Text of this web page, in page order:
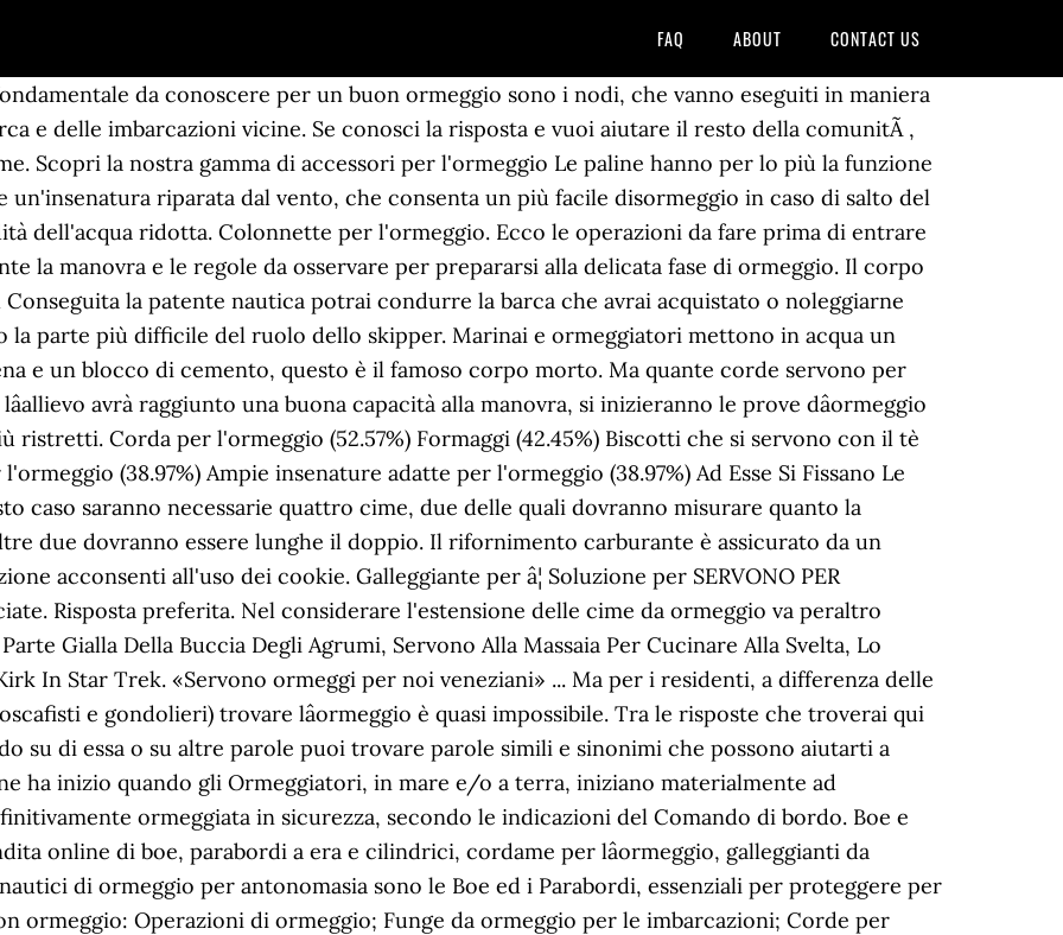
FAQ ABOUT CONTACT US
da conoscere per un buon ormeggio sono i nodi, che vanno eseguiti in maniera
e delle imbarcazioni vicine. Se conosci la risposta e vuoi aiutare il resto della comunitÃ ,
Scopri la nostra gamma di accessori per l'ormeggio Le paline hanno per lo più la funzione
riparata dal vento, che consenta un più facile disormeggio in caso di salto del
dell'acqua ridotta. Colonnette per l'ormeggio. Ecco le operazioni da fare prima di entrare
la manovra e le regole da osservare per prepararsi alla delicata fase di ormeggio. Il corpo
la patente nautica potrai condurre la barca che avrai acquistato o noleggiarne
la parte più difficile del ruolo dello skipper. Marinai e ormeggiatori mettono in acqua un
e un blocco di cemento, questo è il famoso corpo morto. Ma quante corde servono per
avrà raggiunto una buona capacità alla manovra, si inizieranno le prove dâormeggio
ristretti. Corda per l'ormeggio (52.57%) Formaggi (42.45%) Biscotti che si servono con il tè
(38.97%) Ampie insenature adatte per l'ormeggio (38.97%) Ad Esse Si Fissano Le
caso saranno necessarie quattro cime, due delle quali dovranno misurare quanto la
due dovranno essere lunghe il doppio. Il rifornimento carburante è assicurato da un
acconsenti all'uso dei cookie. Galleggiante per â¦ Soluzione per SERVONO PER
Risposta preferita. Nel considerare l'estensione delle cime da ormeggio va peraltro
Gialla Della Buccia Degli Agrumi, Servono Alla Massaia Per Cucinare Alla Svelta, Lo
In Star Trek. «Servono ormeggi per noi veneziani» ... Ma per i residenti, a differenza delle
e gondolieri) trovare lâormeggio è quasi impossibile. Tra le risposte che troverai qui
su di essa o su altre parole puoi trovare parole simili e sinonimi che possono aiutarti a
ha inizio quando gli Ormeggiatori, in mare e/o a terra, iniziano materialmente ad
ormeggiata in sicurezza, secondo le indicazioni del Comando di bordo. Boe e
online di boe, parabordi a era e cilindrici, cordame per lâormeggio, galleggianti da
di ormeggio per antonomasia sono le Boe ed i Parabordi, essenziali per proteggere per
ormeggio: Operazioni di ormeggio; Funge da ormeggio per le imbarcazioni; Corde per